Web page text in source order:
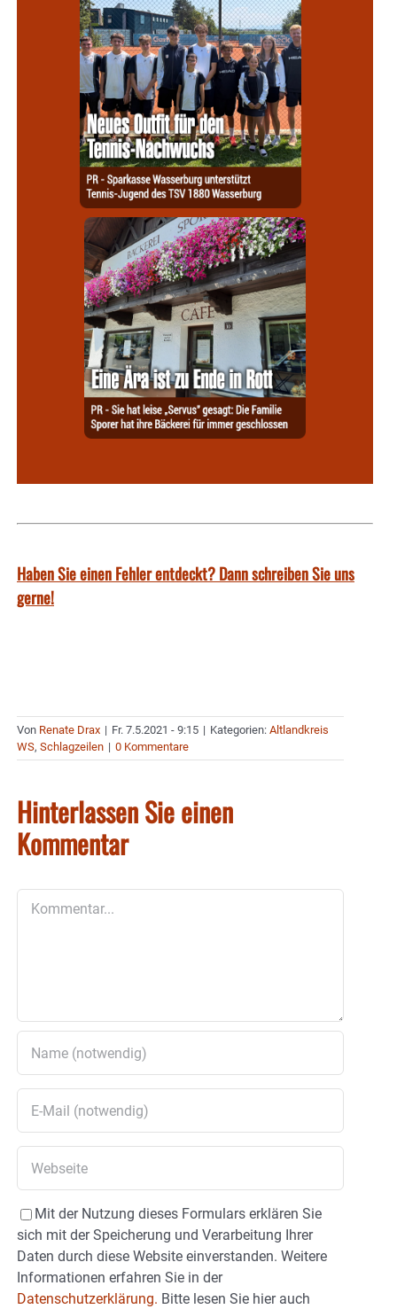
Haben Sie einen Fehler entdeckt? Dann schreiben Sie uns
gerne!
Von Renate Drax | Fr. 7.5.2021 - 9:15 | Kategorien: Altlandkreis
WS, Schlagzeilen | 0 Kommentare
Hinterlassen Sie einen
Kommentar
Mit der Nutzung dieses Formulars erklären Sie
sich mit der Speicherung und Verarbeitung Ihrer
Daten durch diese Website einverstanden. Weitere
Informationen erfahren Sie in der
Datenschutzerklärung. Bitte lesen Sie hier auch